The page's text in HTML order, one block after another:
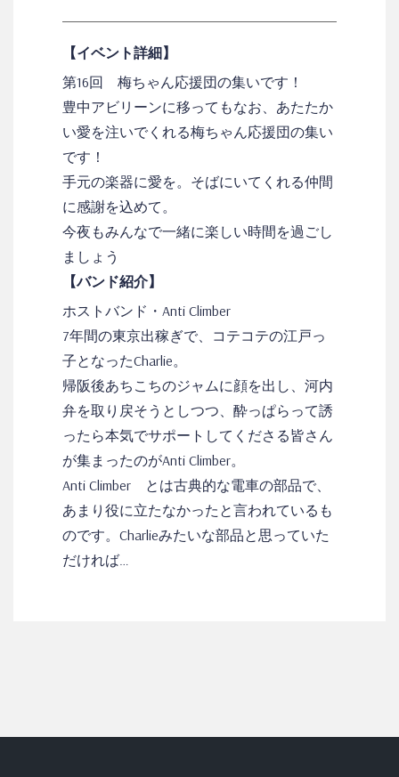
【イベント詳細】
第16回 梅ちゃん応援団の集いです！
豊中アビリーンに移ってもなお、あたたか
い愛を注いでくれる梅ちゃん応援団の集い
です！
手元の楽器に愛を。そばにいてくれる仲間
に感謝を込めて。
今夜もみんなで一緒に楽しい時間を過ごし
ましょう
【バンド紹介】
ホストバンド・Anti Climber
7年間の東京出稼ぎで、コテコテの江戸っ
子となったCharlie。
帰阪後あちこちのジャムに顔を出し、河内
弁を取り戻そうとしつつ、酔っぱらって誘
ったら本気でサポートしてくださる皆さん
が集まったのがAnti Climber。
Anti Climber とは古典的な電車の部品で、
あまり役に立たなかったと言われているも
のです。Charlieみたいな部品と思っていた
だければ…